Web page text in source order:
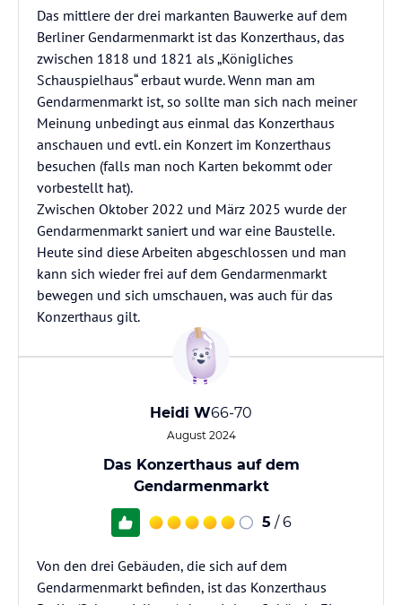
Das mittlere der drei markanten Bauwerke auf dem
Berliner Gendarmenmarkt ist das Konzerthaus, das
zwischen 1818 und 1821 als „Königliches
Schauspielhaus“ erbaut wurde. Wenn man am
Gendarmenmarkt ist, so sollte man sich nach meiner
Meinung unbedingt aus einmal das Konzerthaus
anschauen und evtl. ein Konzert im Konzerthaus
besuchen (falls man noch Karten bekommt oder
vorbestellt hat).
Zwischen Oktober 2022 und März 2025 wurde der
Gendarmenmarkt saniert und war eine Baustelle.
Heute sind diese Arbeiten abgeschlossen und man
kann sich wieder frei auf dem Gendarmenmarkt
bewegen und sich umschauen, was auch für das
Konzerthaus gilt.
Heidi W66-70
August 2024
Das Konzerthaus auf dem
Gendarmenmarkt
5 / 6
Von den drei Gebäuden, die sich auf dem
Gendarmenmarkt befinden, ist das Konzerthaus